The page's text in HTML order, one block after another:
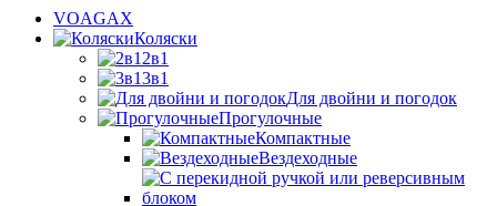
VOAGAX
Коляски
2в1
3в1
Для двойни и погодок
Прогулочные
Компактные
Вездеходные